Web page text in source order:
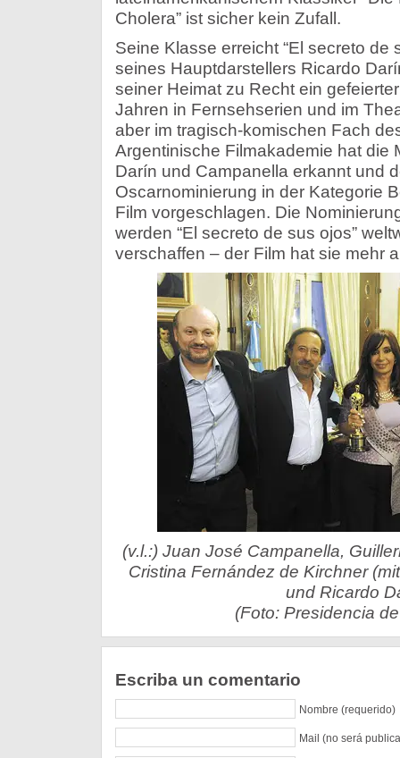
Cholera” ist sicher kein Zufall.
Seine Klasse erreicht “El secreto de
seines Hauptdarstellers Ricardo
seiner Heimat zu Recht ein
Jahren in Fernsehserien und im
aber im tragisch-komischen Fach
Argentinische Filmakademie hat die
Darín und Campanella erkannt und
Oscarnominierung in der Kategorie
Film vorgeschlagen. Die
werden “El secreto de sus ojos”
verschaffen – der Film hat sie mehr
(v.l.:) Juan José Campanella,
Cristina Fernández de Kirchner
und Ricardo
(Foto: Presidencia
Escriba un comentario
Nombre (requerido)
Mail (no será